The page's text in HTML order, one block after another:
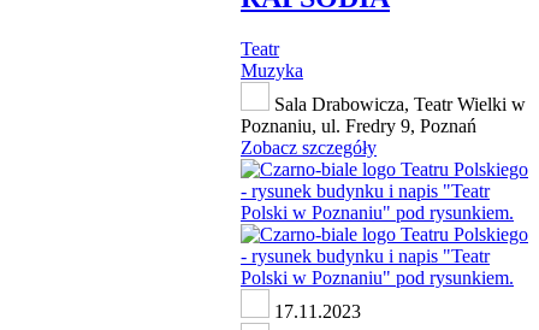
Teatr
Muzyka
Sala Drabowicza, Teatr Wielki w
Poznaniu, ul. Fredry 9, Poznań
Zobacz szczegóły
17.11.2023